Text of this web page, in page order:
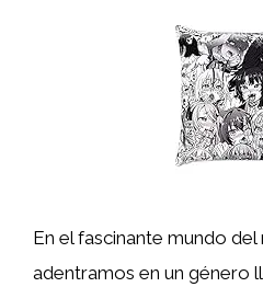
En el fascinante mundo del
adentramos en un género